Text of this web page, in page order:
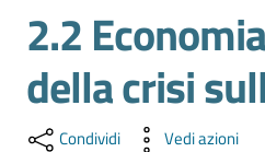
Promuovere
l'impresa
e
2.2
della crisi
Condividi Vedi azioni